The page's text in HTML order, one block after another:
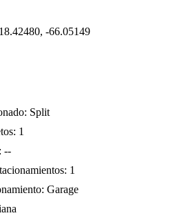
18.42480, -66.05149
: Split
: 1
: --
: 1
: Garage